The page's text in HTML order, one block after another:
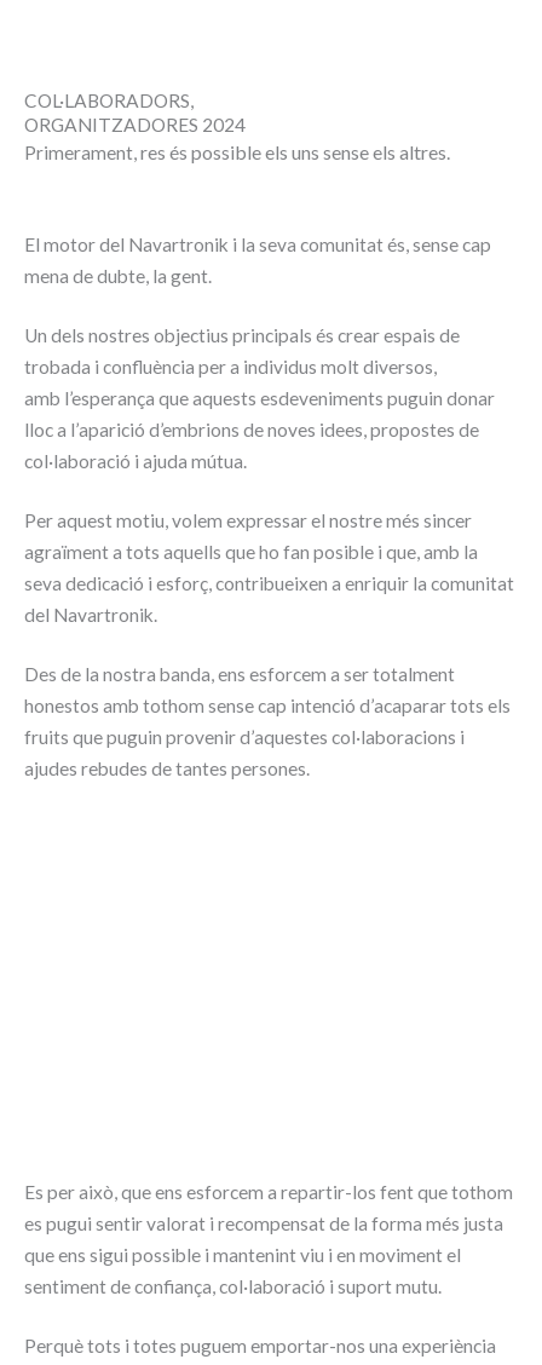
COL·LABORADORS,
ORGANITZADORES 2024
Primerament,res és possible els uns sense els altres.
El motor del Navartronik i la seva comunitat és, sense cap
mena de dubte, la gent.
Un dels nostres objectius principals és crear espais de
trobada i confluència per a individus molt diversos,
amb l’esperança que aquests esdeveniments puguin donar
lloc a l’aparició d’embrions de noves idees, propostes de
col·laboració i ajuda mútua.
Per aquest motiu, volem expressar el nostre més sincer
agraïment a tots aquells que ho fan posible i que, amb la
seva dedicació i esforç, contribueixen a enriquir la comunitat
del Navartronik.
Des de la nostra banda, ens esforcem a ser totalment
honestos amb tothom sense cap intenció d’acaparar tots els
fruits que puguin provenir d’aquestes col·laboracions i
ajudes rebudes de tantes persones.
Es per això, que ens esforcem a repartir-los fent que tothom
es pugui sentir valorat i recompensat de la forma més justa
que ens sigui possible i mantenint viu i en moviment el
sentiment de confiança, col·laboració i suport mutu.
Perquètots i totes puguem emportar-nos una experiència